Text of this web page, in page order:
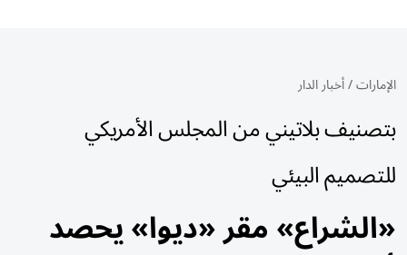
الإمارات/أخبار الدار
بتصنيف بلاتيني من المجلس الأمريكي
للتصميم البيئي
«الشراع» مقر «ديوا» يحصد